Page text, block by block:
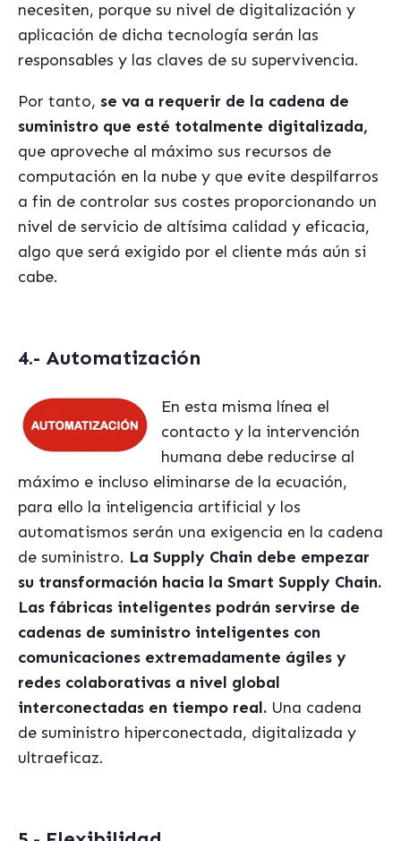
necesiten, porque su nivel de digitalización y
aplicación de dicha tecnología serán las
responsables y las claves de su supervivencia.
Por tanto, se va a requerir de la cadena de
suministro que esté totalmente digitalizada,
que aproveche al máximo sus recursos de
computación en la nube y que evite despilfarros
a fin de controlar sus costes proporcionando un
nivel de servicio de altísima calidad y eficacia,
algo que será exigido por el cliente más aún si
cabe.
4.- Automatización
En esta misma línea el
contacto y la intervención
humana debe reducirse al
máximo e incluso eliminarse de la ecuación,
para ello la inteligencia artificial y los
automatismos serán una exigencia en la cadena
de suministro. La Supply Chain debe empezar
su transformación hacia la Smart Supply Chain.
Las fábricas inteligentes podrán servirse de
cadenas de suministro inteligentes con
comunicaciones extremadamente ágiles y
redes colaborativas a nivel global
interconectadas en tiempo real. Una cadena
de suministro hiperconectada, digitalizada y
ultraeficaz.